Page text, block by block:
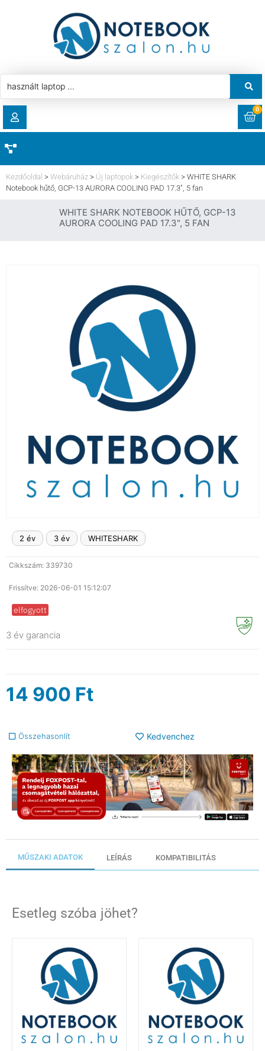
LETÖLTÉSEK
ELFELEJTETT JELSZÓ
0
HASZNÁLT LAPTOP
AKCIÓ
LAPTOP SZERVIZ
Kezdőoldal > Webáruház > Új laptopok > Kiegészítők > WHITE SHARK
Notebook hűtő, GCP-13 AURORA COOLING PAD 17.3″, 5 fan
WHITE SHARK NOTEBOOK HŰTŐ, GCP-13
AURORA COOLING PAD 17.3", 5 FAN
2 év 3 év WHITESHARK
Cikkszám: 339730
Frissítve: 2026-06-01 15:12:07
elfogyott
3 év garancia
14 900 Ft
Összehasonlít Kedvenchez
MŰSZAKI ADATOK LEÍRÁS KOMPATIBILITÁS
Esetleg szóba jöhet?